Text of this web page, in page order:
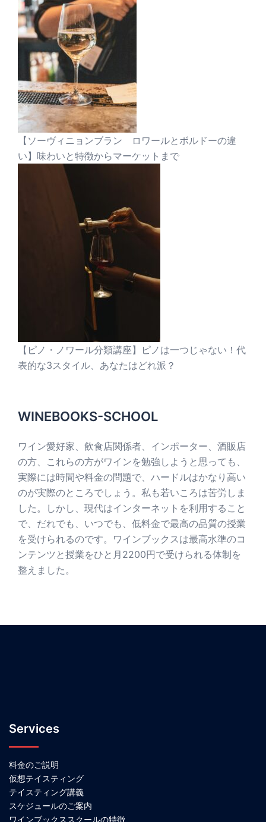
【ソーヴィニョンブラン ロワールとボルドーの違
い】味わいと特徴からマーケットまで
【ピノ・ノワール分類講座】ピノは一つじゃない！代
表的な3スタイル、あなたはどれ派？
WINEBOOKS-SCHOOL
ワイン愛好家、飲食店関係者、インポーター、酒販店
の方、これらの方がワインを勉強しようと思っても、
実際には時間や料金の問題で、ハードルはかなり高い
のが実際のところでしょう。私も若いころは苦労しま
した。しかし、現代はインターネットを利用すること
で、だれでも、いつでも、低料金で最高の品質の授業
を受けられるのです。ワインブックスは最高水準のコ
ンテンツと授業をひと月2200円で受けられる体制を
整えました。
Services
料金のご説明
仮想テイスティング
テイスティング講義
スケジュールのご案内
ワインブックススクールの特徴